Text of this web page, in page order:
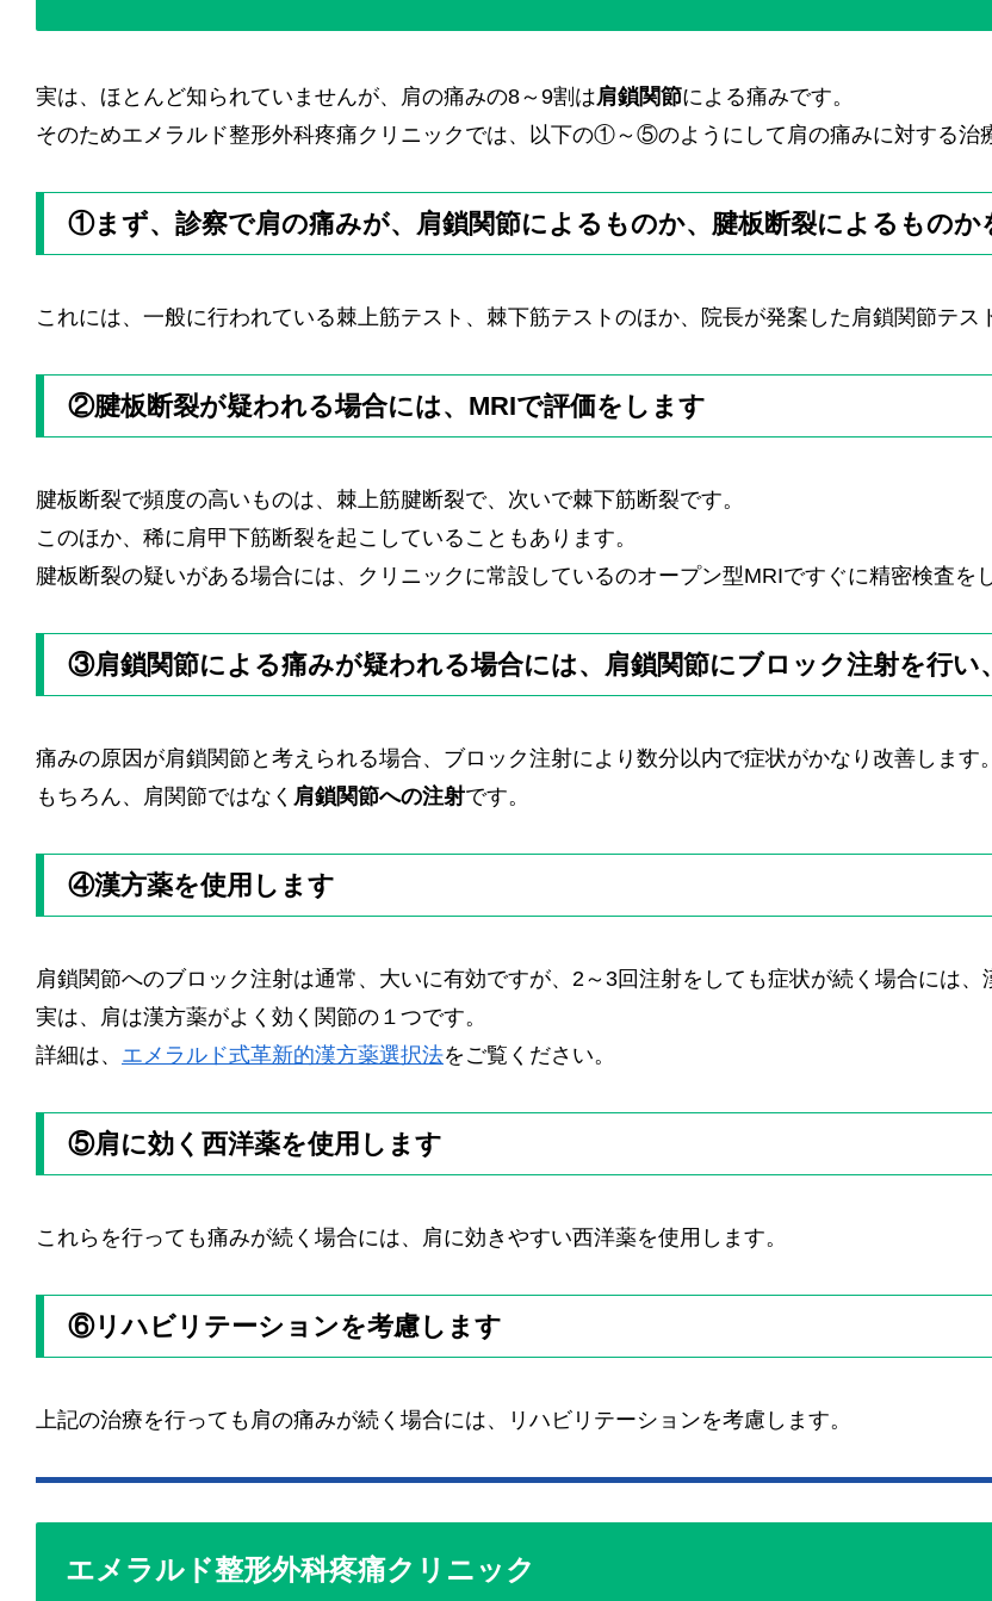
実は、ほとんど知られていませんが、肩の痛みの8～9割は肩鎖関節による痛みです。
そのためエメラルド整形外科疼痛クリニックでは、以下の①～⑤のようにして肩の痛みに対する治
①まず、診察で肩の痛みが、肩鎖関節によるものか、腱板断裂によるものか
これには、一般に行われている棘上筋テスト、棘下筋テストのほか、院長が発案した肩鎖関節テス
②腱板断裂が疑われる場合には、MRIで評価をします
腱板断裂で頻度の高いものは、棘上筋腱断裂で、次いで棘下筋断裂です。
このほか、稀に肩甲下筋断裂を起こしていることもあります。
腱板断裂の疑いがある場合には、クリニックに常設しているのオープン型MRIですぐに精密検査を
③肩鎖関節による痛みが疑われる場合には、肩鎖関節にブロック注射を行い
痛みの原因が肩鎖関節と考えられる場合、ブロック注射により数分以内で症状がかなり改善します。
もちろん、肩関節ではなく 肩鎖関節への注射です。
④漢方薬を使用します
肩鎖関節へのブロック注射は通常、大いに有効ですが、2～3回注射をしても症状が続く場合には、
実は、肩は漢方薬がよく効く関節の１つです。
詳細は、 エメラルド式革新的漢方薬選択法をご覧ください。
⑤肩に効く西洋薬を使用します
これらを行っても痛みが続く場合には、肩に効きやすい西洋薬を使用します。
⑥リハビリテーションを考慮します
上記の治療を行っても肩の痛みが続く場合には、リハビリテーションを考慮します。
エメラルド整形外科疼痛クリニック